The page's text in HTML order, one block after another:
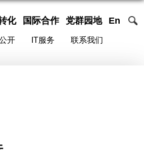
化 国际合作 党群园地 En
开 IT服务 联系我们